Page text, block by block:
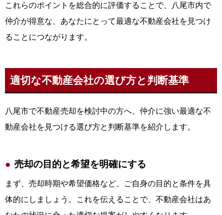
これらのポイントを総合的に評価することで、八尾市内で
仲介が得意な、あなたにとって最適な不動産会社を見つけ
ることにつながります。
適切な不動産会社の選び方と判断基準
八尾市で不動産売却を検討中の方へ、仲介に強い最適な不
動産会社を見つける選び方と判断基準を紹介します。
売却の目的と希望を明確にする
まず、売却時期や希望価格など、ご自身の目的と条件を具
体的にしましょう。これを伝えることで、不動産会社はあ